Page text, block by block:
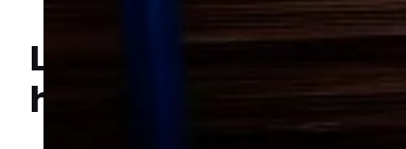
Lokal bekæmpelse
hvepse
Hej! Hvordan kan jeg hjælpe dig? Har du nogen spørgsmål?